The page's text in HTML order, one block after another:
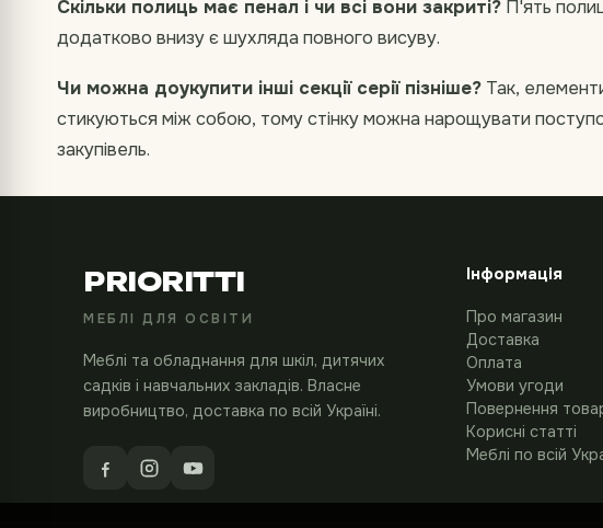
Скільки полиць має пенал і чи всі вони закриті? П'ять
додатково внизу є шухляда повного висуву.
Чи можна доукупити інші секції серії пізніше? Так,
стикуються між собою, тому стінку можна нарощувати
закупівель.
PRIORITTI
МЕБЛІ ДЛЯ ОСВІТИ
Меблі та обладнання для шкіл, дитячих
садків і навчальних закладів. Власне
виробництво, доставка по всій Україні.
Інформація
Про магазин
Доставка
Оплата
Умови угоди
Повернення
Корисні статті
Меблі по всій